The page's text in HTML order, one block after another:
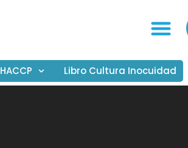
HACCP Libro Cultura Inocuidad